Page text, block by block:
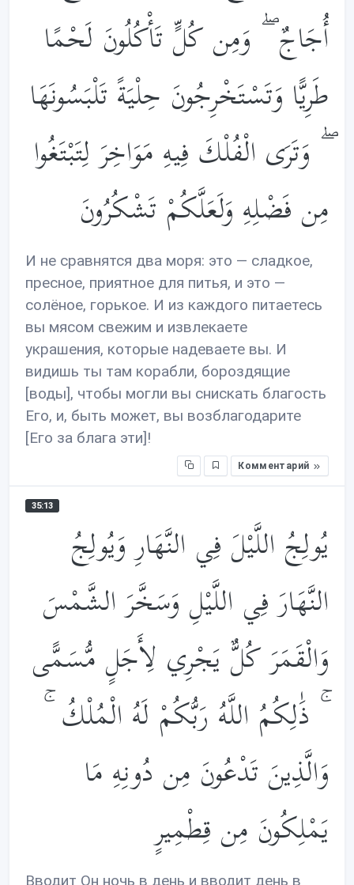
أُجَاجٌ ۖ وَمِن كُلٍّ تَأْكُلُونَ لَحْمًا
طَرِيًّا وَتَسْتَخْرِجُونَ حِلْيَةً تَلْبَسُونَهَا
ۖ وَتَرَى الْفُلْكَ فِيهِ مَوَاخِرَ لِتَبْتَغُوا
مِن فَضْلِهِ وَلَعَلَّكُمْ تَشْكُرُونَ
И не сравнятся два моря: это — сладкое,
пресное, приятное для питья, и это —
солёное, горькое. И из каждого питаетесь
вы мясом свежим и извлекаете
украшения, которые надеваете вы. И
видишь ты там корабли, бороздящие
[воды], чтобы могли вы снискать благость
Его, и, быть может, вы возблагодарите
[Его за блага эти]!
Комментарий
35:13
يُولِجُ اللَّيْلَ فِي النَّهَارِ وَيُولِجُ
النَّهَارَ فِي اللَّيْلِ وَسَخَّرَ الشَّمْسَ
وَالْقَمَرَ كُلٌّ يَجْرِي لِأَجَلٍ مُّسَمًّى
ۚ ذَ‌ٰلِكُمُ اللَّهُ رَبُّكُمْ لَهُ الْمُلْكُ ۚ
وَالَّذِينَ تَدْعُونَ مِن دُونِهِ مَا
يَمْلِكُونَ مِن قِطْمِيرٍ
Вводит Он ночь в день и вводит день в